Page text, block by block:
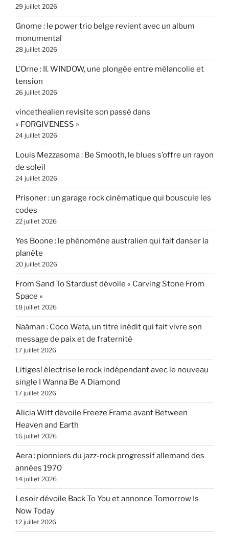
29 juillet 2026
Gnome : le power trio belge revient avec un album
monumental
28 juillet 2026
L’Orne : II. WINDOW, une plongée entre mélancolie et
tension
26 juillet 2026
vincethealien revisite son passé dans
« FORGIVENESS »
24 juillet 2026
Louis Mezzasoma : Be Smooth, le blues s’offre un rayon
de soleil
24 juillet 2026
Prisoner : un garage rock cinématique qui bouscule les
codes
22 juillet 2026
Yes Boone : le phénomène australien qui fait danser la
planète
20 juillet 2026
From Sand To Stardust dévoile « Carving Stone From
Space »
18 juillet 2026
Naâman : Coco Wata, un titre inédit qui fait vivre son
message de paix et de fraternité
17 juillet 2026
Litiges! électrise le rock indépendant avec le nouveau
single I Wanna Be A Diamond
17 juillet 2026
Alicia Witt dévoile Freeze Frame avant Between
Heaven and Earth
16 juillet 2026
Aera : pionniers du jazz-rock progressif allemand des
années 1970
14 juillet 2026
Lesoir dévoile Back To You et annonce Tomorrow Is
Now Today
12 juillet 2026